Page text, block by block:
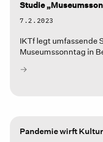
Studie
7.2.2023
IKTf legt umfassende
Museumssonntag in
Pandemie wirft